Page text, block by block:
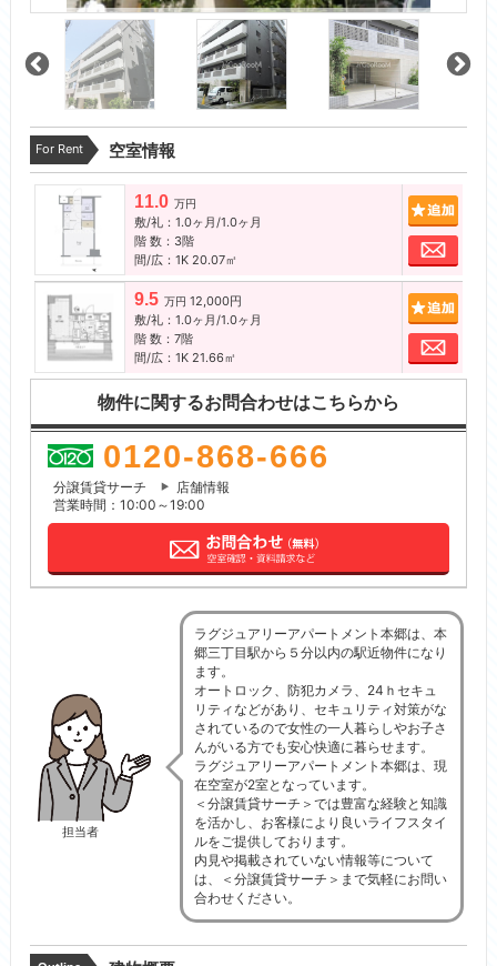
For Rent 空室情報
11.0 万円
敷/礼：1.0ヶ月/1.0ヶ月
階 数：3階
間/広：1K 20.07㎡
お問
9.5 万円 12,000円
敷/礼：1.0ヶ月/1.0ヶ月
階 数：7階
間/広：1K 21.66㎡
お問
物件に関するお問合わせはこちらから
0120-868-666
分譲賃貸サーチ
店舗情報
営業時間：10:00～19:00
担当者
ラグジュアリーアパートメント本郷は、本
郷三丁目駅から５分以内の駅近物件になり
ます。
オートロック、防犯カメラ、24ｈセキュ
リティなどがあり、セキュリティ対策がな
されているので女性の一人暮らしやお子さ
んがいる方でも安心快適に暮らせます。
ラグジュアリーアパートメント本郷は、現
在空室が2室となっています。
＜分譲賃貸サーチ＞では豊富な経験と知識
を活かし、お客様により良いライフスタイ
ルをご提供しております。
内見や掲載されていない情報等について
は、＜分譲賃貸サーチ＞まで気軽にお問い
合わせください。